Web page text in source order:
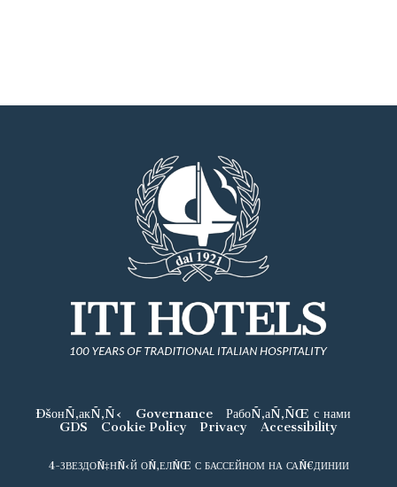
ÐšонÑ‚акÑ‚Ñ‹ Governance
РабоÑ‚аÑ‚ÑŒ с нами
GDS
Cookie Policy Privacy Accessibility
4-ЗВЕЗДОÑ‡НÑ‹Й ОÑ‚ЕЛÑŒ С БАССЕЙНОМ НА САÑ€ДИНИИ